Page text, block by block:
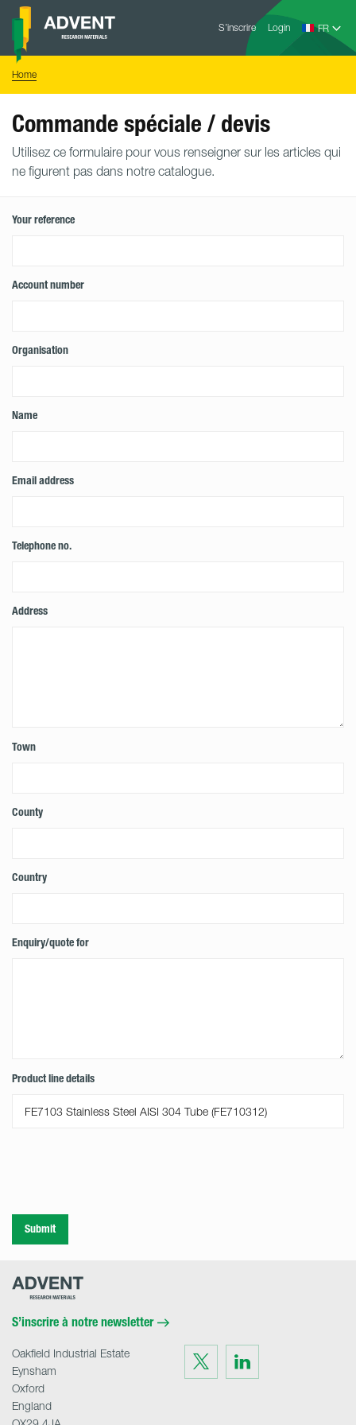
Skip
content
S’inscrire Login
Advent
Home
Commande spéciale / devis
Utilisez ce formulaire pour vous renseigner sur les articles qui
ne figurent pas dans notre catalogue.
Your reference
Account number
Organisation
Name
Email address
Telephone no.
Address
Town
County
Country
Enquiry/quote for
Product line details
Submit
Advent
S’inscrire à notre newsletter
Visit
us
on
Twitter
Visit
on
LinkedIn
Oakfield Industrial Estate
Eynsham
Oxford
England